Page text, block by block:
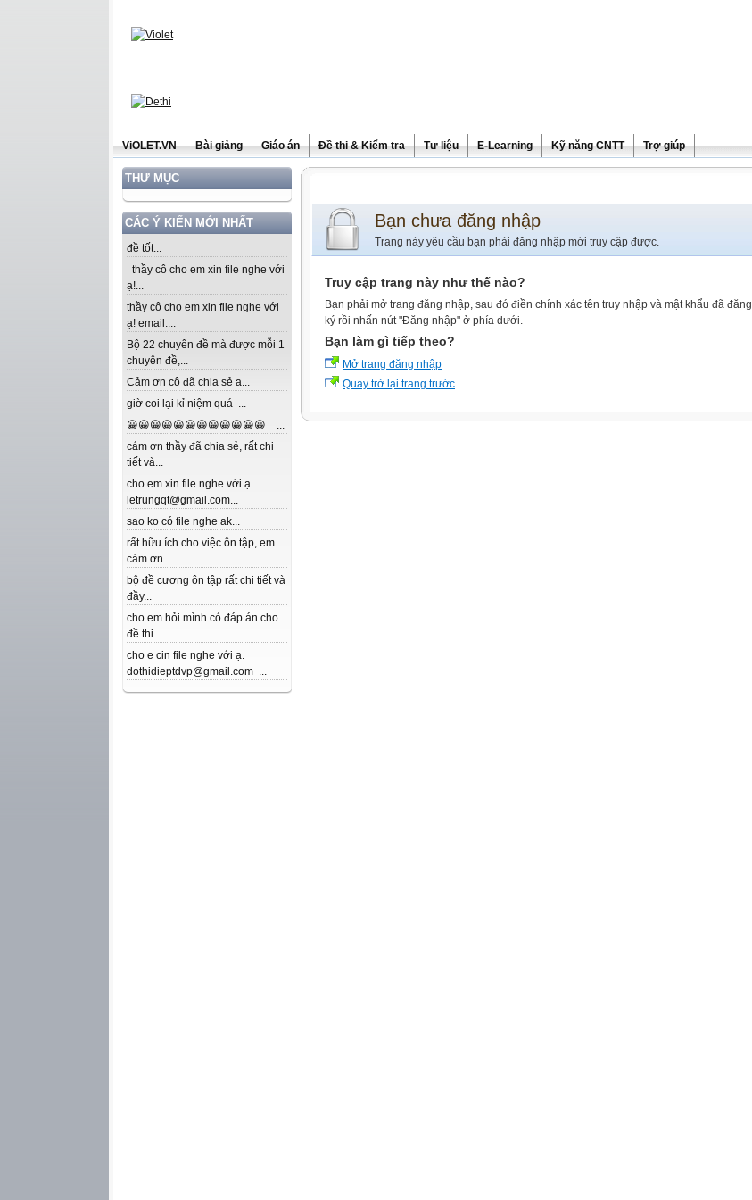
ViOLET.VN Bài giảng Giáo án Đề thi & Kiểm tra Tư liệu E-Learning Kỹ năng CNTT Trợ giúp
THƯ MỤC
CÁC Ý KIẾN MỚI NHẤT
đề tốt...
thầy cô cho em xin file nghe với
ạ!...
thầy cô cho em xin file nghe với
ạ! email:...
Bộ 22 chuyên đề mà được mỗi 1
chuyên đề,...
Cảm ơn cô đã chia sẻ ạ...
giờ coi lại kỉ niệm quá ...
😀😀😀😀😀😀😀😀😀😀😀😀 ...
cám ơn thầy đã chia sẻ, rất chi
tiết và...
cho em xin file nghe với ạ
letrungqt@gmail.com...
sao ko có file nghe ak...
rất hữu ích cho việc ôn tập, em
cám ơn...
bộ đề cương ôn tập rất chi tiết và
đầy...
cho em hỏi mình có đáp án cho
đề thi...
cho e cin file nghe với ạ.
dothidieptdvp@gmail.com ...
Bạn chưa đăng nhập
Trang này yêu cầu bạn phải đăng nhập mới truy cập được.
Truy cập trang này như thế nào?
Bạn phải mở trang đăng nhập, sau đó điền chính xác tên truy nhập và mật khẩu đã đăng
ký rồi nhấn nút "Đăng nhập" ở phía dưới.
Bạn làm gì tiếp theo?
Mở trang đăng nhập
Quay trở lại trang trước